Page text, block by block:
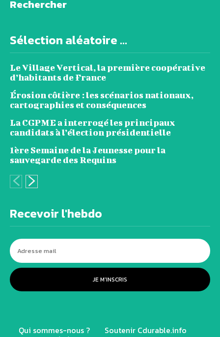
Rechercher
Sélection aléatoire ...
Le Village Vertical, la première coopérative
d’habitants de France
Érosion côtière : les scénarios nationaux,
cartographies et conséquences
La CGPME a interrogé les principaux
candidats à l’élection présidentielle
1ère Semaine de la Jeunesse pour la
sauvegarde des Requins
Recevoir l'hebdo
JE M'INSCRIS
Qui sommes-nous ? Soutenir Cdurable.info